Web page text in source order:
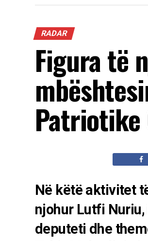
RADAR
Figura të
Patriotike
Në këtë aktivitet
njohur Lutfi
deputeti dhe